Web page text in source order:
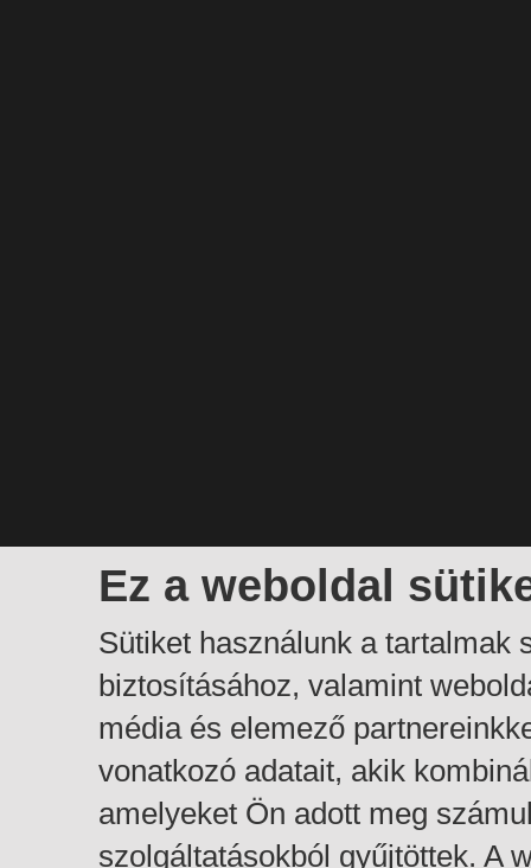
Ez a weboldal
Sütiket használunk a tartalmak
biztosításához, valamint
média és elemező
vonatkozó adatait, akik
amelyeket Ön adott meg
szolgáltatásokból gyűjtöttek. A